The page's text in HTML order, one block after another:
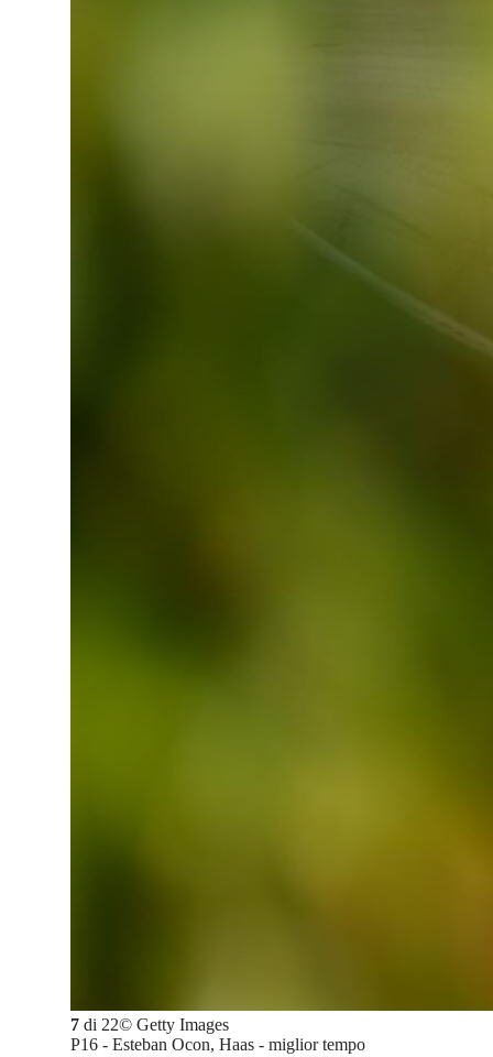
7 di 22© Getty Images
P16 - Esteban Ocon, Haas - miglior tempo